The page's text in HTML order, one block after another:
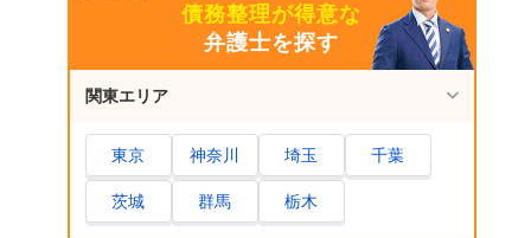
債務整理が得意な
弁護士を探す
関東エリア
東京 神奈川 埼玉 千葉
茨城 群馬 栃木